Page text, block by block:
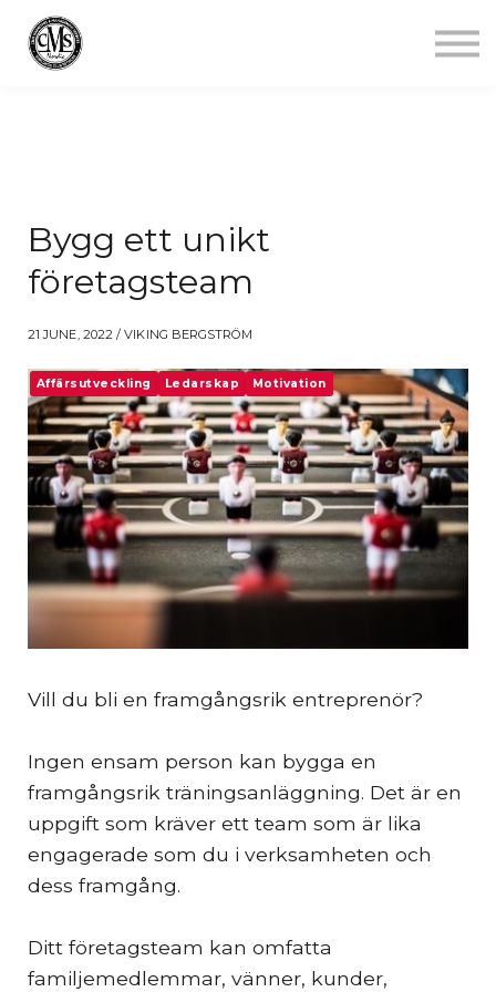
Bygg ett unikt
företagsteam
21 JUNE, 2022 / VIKING BERGSTRÖM
Affärsutveckling Ledarskap Motivation
Vill du bli en framgångsrik entreprenör?
Ingen ensam person kan bygga en
framgångsrik träningsanläggning. Det är en
uppgift som kräver ett team som är lika
engagerade som du i verksamheten och
dess framgång.
Ditt företagsteam kan omfatta
familjemedlemmar, vänner, kunder,